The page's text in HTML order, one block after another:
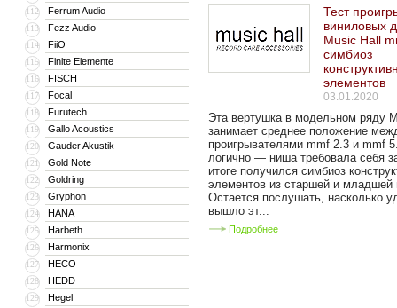
112 Ferrum Audio
113 Fezz Audio
114 FiiO
115 Finite Elemente
116 FISCH
117 Focal
118 Furutech
119 Gallo Acoustics
120 Gauder Akustik
121 Gold Note
122 Goldring
123 Gryphon
124 HANA
125 Harbeth
126 Harmonix
127 HECO
128 HEDD
129 Hegel
Тест
виниловых
Music Hall
симбиоз
элементов
03.01.2020
Эта вертушка в модельном ряду
занимает среднее положение
проигрывателями mmf 2.3 и mmf
логично — ниша требовала себя
итоге получился симбиоз
элементов из старшей и младшей
Остается послушать, насколько
вышло эт...
Подробнее